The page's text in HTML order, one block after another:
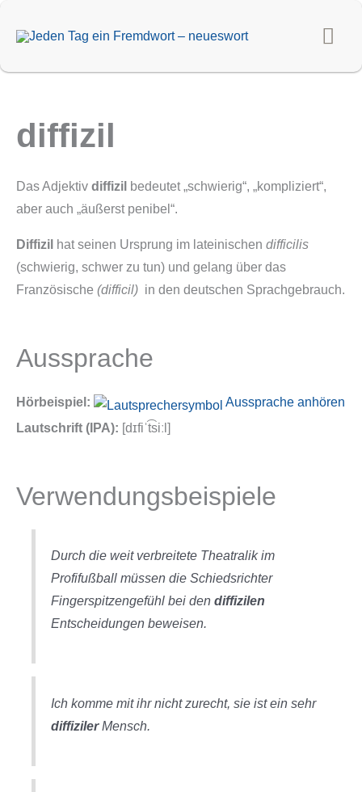
Inhalt
diffizil
Das Adjektiv diffizil bedeutet „schwierig“, „kompliziert“,
aber auch „äußerst penibel“.
Diffizil hat seinen Ursprung im lateinischen difficilis
(schwierig, schwer zu tun) und gelang über das
Französische (difficil) in den deutschen Sprachgebrauch.
Aussprache
Hörbeispiel:
Aussprache anhören
Lautschrift (IPA): [dɪfiˈt͡siːl]
Verwendungsbeispiele
Durch die weit verbreitete Theatralik im
Profifußball müssen die Schiedsrichter
Fingerspitzengefühl bei dendiffizilen
Entscheidungen beweisen.
Ich komme mit ihr nicht zurecht, sie ist ein sehr
diffizilerMensch.